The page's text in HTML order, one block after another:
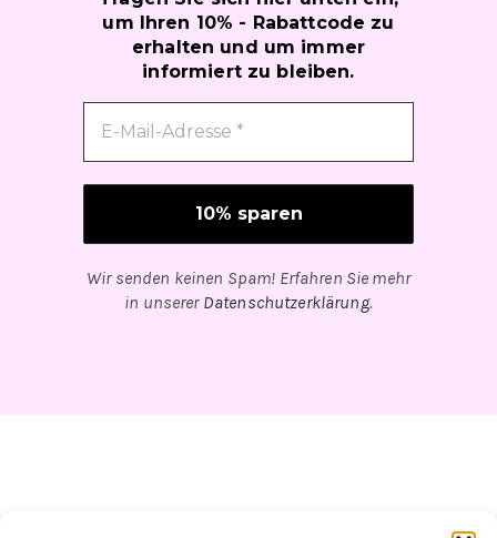
um Ihren 10% - Rabattcode zu
erhalten und um immer
informiert zu bleiben.
Wir senden keinen Spam! Erfahren Sie mehr
in unserer Datenschutzerklärung.